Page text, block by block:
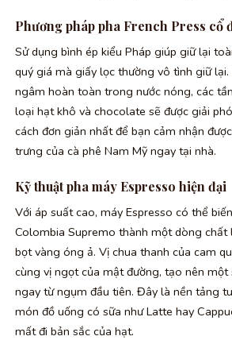
Phương pháp pha French Press cổ
Sử dụng bình ép kiểu Pháp giúp giữ lại
quý giá mà giấy lọc thường vô tình giữ lại.
ngâm hoàn toàn trong nước nóng, các
loại hạt khô và chocolate sẽ được giải
cách đơn giản nhất để bạn cảm nhận
trưng của cà phê Nam Mỹ ngay tại nhà.
Kỹ thuật pha máy Espresso hiện đại
Với áp suất cao, máy Espresso có thể
Colombia Supremo thành một dòng chất
bọt vàng óng ả. Vị chua thanh của cam
cùng vị ngọt của mật đường, tạo nên một
ngay từ ngụm đầu tiên. Đây là nền tảng
món đồ uống có sữa như Latte hay
mất đi bản sắc của hạt.